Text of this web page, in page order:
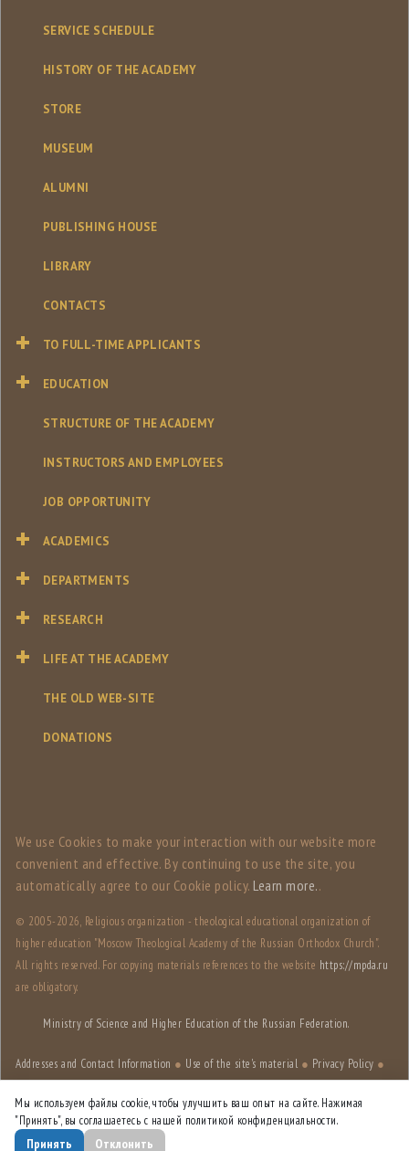
SERVICE SCHEDULE
HISTORY OF THE ACADEMY
STORE
MUSEUM
ALUMNI
PUBLISHING HOUSE
LIBRARY
CONTACTS
TO FULL-TIME APPLICANTS
EDUCATION
STRUCTURE OF THE ACADEMY
INSTRUCTORS AND EMPLOYEES
JOB OPPORTUNITY
ACADEMICS
DEPARTMENTS
RESEARCH
LIFE AT THE ACADEMY
THE OLD WEB-SITE
DONATIONS
We use Сookies to make your interaction with our website more
convenient and effective. By continuing to use the site, you
automatically agree to our Сookie policy. Learn more..
© 2005-2026, Religious organization - theological educational organization of
higher education "Moscow Theological Academy of the Russian Orthodox Church".
All rights reserved. For copying materials references to the website https://mpda.ru
are obligatory.
Ministry of Science and Higher Education of the Russian Federation.
Addresses and Contact Information ● Use of the site's material ● Privacy Policy ●
Site structure
Site designed byHSE Art and Design School
Мы используем файлы cookie, чтобы улучшить ваш опыт на сайте. Нажимая
"Принять", вы соглашаетесь с нашей политикой конфиденциальности.
Принять Отклонить